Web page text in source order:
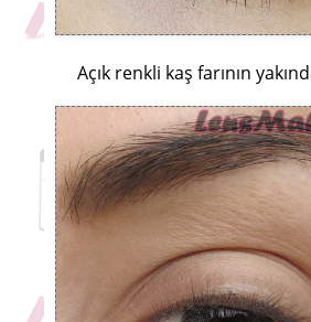
Açık renkli kaş farının